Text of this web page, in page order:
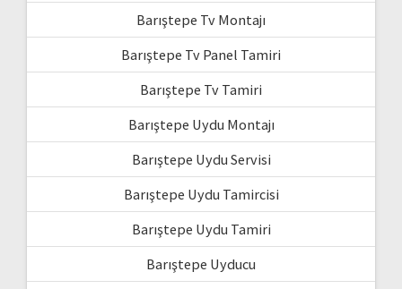
Barıştepe Tv Montajı
Barıştepe Tv Panel Tamiri
Barıştepe Tv Tamiri
Barıştepe Uydu Montajı
Barıştepe Uydu Servisi
Barıştepe Uydu Tamircisi
Barıştepe Uydu Tamiri
Barıştepe Uyducu